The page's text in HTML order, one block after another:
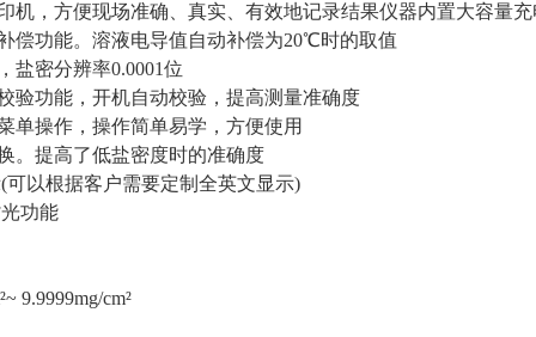
机，方便现场准确、真实、有效地记录结果仪器内置大容量
偿功能。溶液电导值自动补偿为20℃时的取值
盐密分辨率0.0001位
验功能，开机自动校验，提高测量准确度
单操作，操作简单易学，方便使用
。提高了低盐密度时的准确度
可以根据客户需要定制全英文显示)
功能
9.9999mg/cm²